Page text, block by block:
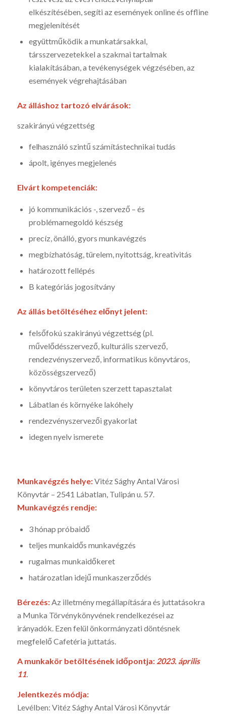
elkészítésében, segíti az események online és offline
megjelenítését
együttműködik a munkatársakkal,
társszervezetekkel a szakmai tartalmak
kialakításában, a tevékenységek végzésében, az
események végrehajtásában
Az álláshoz tartozó elvárások:
szakirányú végzettség
felhasználó szintű számítástechnikai tudás
ápolt, igényes megjelenés
Elvárt kompetenciák:
jó kommunikációs -, szervező – és
problémamegoldó készség
precíz, önálló, gyors munkavégzés
megbízhatóság, türelem, nyitottság, kreativitás
határozott fellépés
B kategóriás jogosítvány
Az állás betöltéséhez előnyt jelent:
felsőfokú szakirányú végzettség (pl.
művelődésszervező, kulturális szervező,
rendezvényszervező, informatikus könyvtáros,
közösségszervező)
könyvtáros területen szerzett tapasztalat
Lábatlan és környéke lakóhely
rendezvényszervezői gyakorlat
idegen nyelv ismerete
Munkavégzés helye:Vitéz Sághy Antal Városi
Könyvtár – 2541 Lábatlan, Tulipán u. 57.
Munkavégzés rendje:
3 hónap próbaidő
teljes munkaidős munkavégzés
rugalmas munkaidőkeret
határozatlan idejű munkaszerződés
Bérezés: Az illetmény megállapítására és juttatásokra
a Munka Törvénykönyvének rendelkezései az
irányadók. Ezen felül önkormányzati döntésnek
megfelelő Cafetéria juttatás.
A munkakör betöltésének időpontja: 2023. április
11.
Jelentkezés módja:
Levélben: Vitéz Sághy Antal Városi Könyvtár